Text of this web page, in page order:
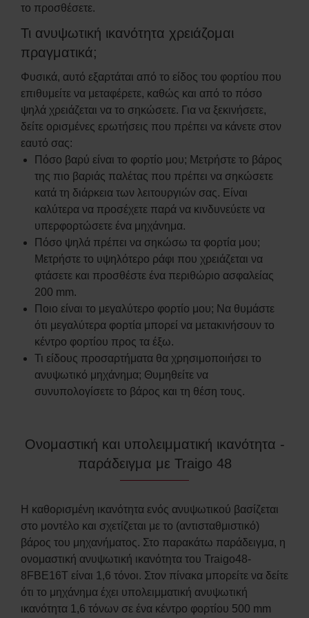
το προσθέσετε.
Τι ανυψωτική ικανότητα χρειάζομαι
πραγματικά;
Φυσικά, αυτό εξαρτάται από το είδος του φορτίου που
επιθυμείτε να μεταφέρετε, καθώς και από το πόσο
ψηλά χρειάζεται να το σηκώσετε. Για να ξεκινήσετε,
δείτε ορισμένες ερωτήσεις που πρέπει να κάνετε στον
εαυτό σας:
Πόσο βαρύ είναι το φορτίο μου; Μετρήστε το βάρος
της πιο βαριάς παλέτας που πρέπει να σηκώσετε
κατά τη διάρκεια των λειτουργιών σας. Είναι
καλύτερα να προσέχετε παρά να κινδυνεύετε να
υπερφορτώσετε ένα μηχάνημα.
Πόσο ψηλά πρέπει να σηκώσω τα φορτία μου;
Μετρήστε το υψηλότερο ράφι που χρειάζεται να
φτάσετε και προσθέστε ένα περιθώριο ασφαλείας
200 mm.
Ποιο είναι το μεγαλύτερο φορτίο μου; Να θυμάστε
ότι μεγαλύτερα φορτία μπορεί να μετακινήσουν το
κέντρο φορτίου προς τα έξω.
Τι είδους προσαρτήματα θα χρησιμοποιήσει το
ανυψωτικό μηχάνημα; Θυμηθείτε να
συνυπολογίσετε το βάρος και τη θέση τους.
Ονομαστική και υπολειμματική ικανότητα -
παράδειγμα με Traigo 48
Η καθορισμένη ικανότητα ενός ανυψωτικού βασίζεται
στο μοντέλο και σχετίζεται με το (αντισταθμιστικό)
βάρος του μηχανήματος. Στο παρακάτω παράδειγμα, η
ονομαστική ανυψωτική ικανότητα του Traigo48-
8FBE16T είναι 1,6 τόνοι. Στον πίνακα μπορείτε να δείτε
ότι το μηχάνημα έχει υπολειμματική ανυψωτική
ικανότητα 1,6 τόνων σε ένα κέντρο φορτίου 500 mm